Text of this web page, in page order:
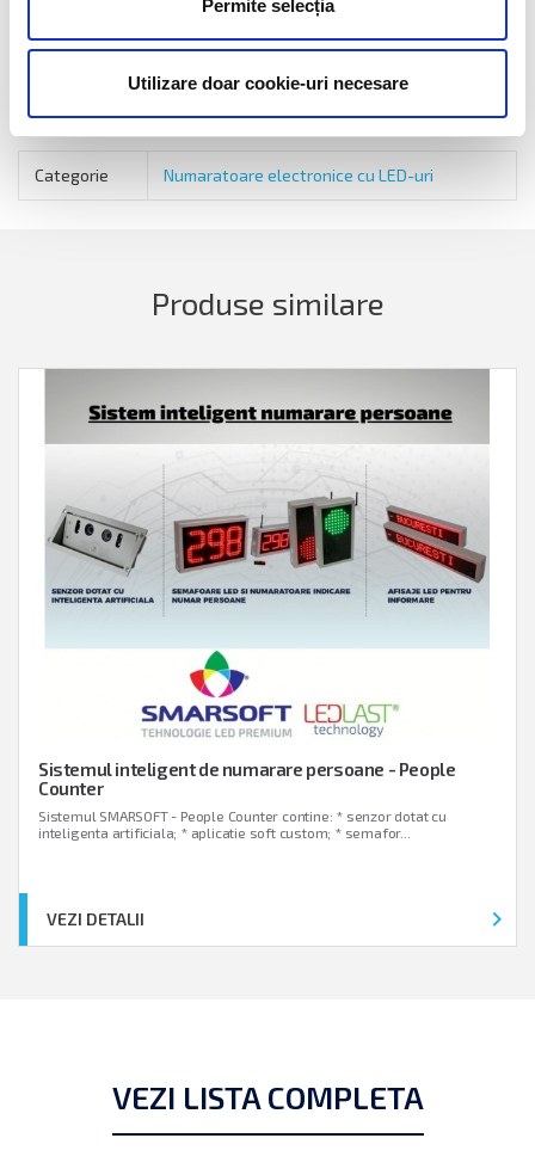
Permite selecția
Utilizare doar cookie-uri necesare
GARANTIE 4 ANI, oferita la sediul producatorului.
Detalii tehnice
Categorie Numaratoare electronice cu LED-uri
Produse similare
Sistemul inteligent de numarare persoane - People
Counter
Sistemul SMARSOFT - People Counter contine: * senzor dotat cu
inteligenta artificiala; * aplicatie soft custom; * semafor...
VEZI DETALII keyboard_arrow_right
VEZI LISTA COMPLETA